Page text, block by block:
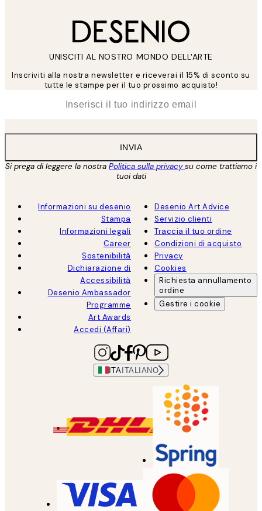
UNISCITI AL NOSTRO MONDO DELL'ARTE
Inscriviti alla nostra newsletter e riceverai il 15% di sconto su
tutte le stampe per il tuo prossimo acquisto!
INVIA
Si prega di leggere la nostra Politica sulla privacysu come trattiamo i
tuoi dati
Informazioni su desenio
Stampa
Informazioni legali
Career
Sostenibilità
Dichiarazione di
Accessibilità
Desenio Ambassador
Programme
Art Awards
Accedi (Affari)
Desenio Art Advice
Servizio clienti
Traccia il tuo ordine
Condizioni di acquisto
Privacy
Cookies
Richiesta annullamento
ordine
Gestire i cookie
ITAITALIANO